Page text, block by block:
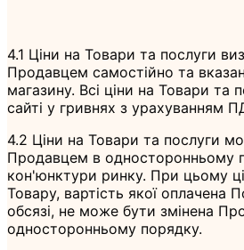
4.1 Ціни на Товари та послуги
Продавцем самостійно та
магазину. Всі ціни на Товари та
сайті у гривнях з урахуванням
4.2 Ціни на Товари та послуги
Продавцем в односторонньому
кон'юнктури ринку. При цьому
Товару, вартість якої оплачена
обсязі, не може бути змінена
односторонньому порядку.